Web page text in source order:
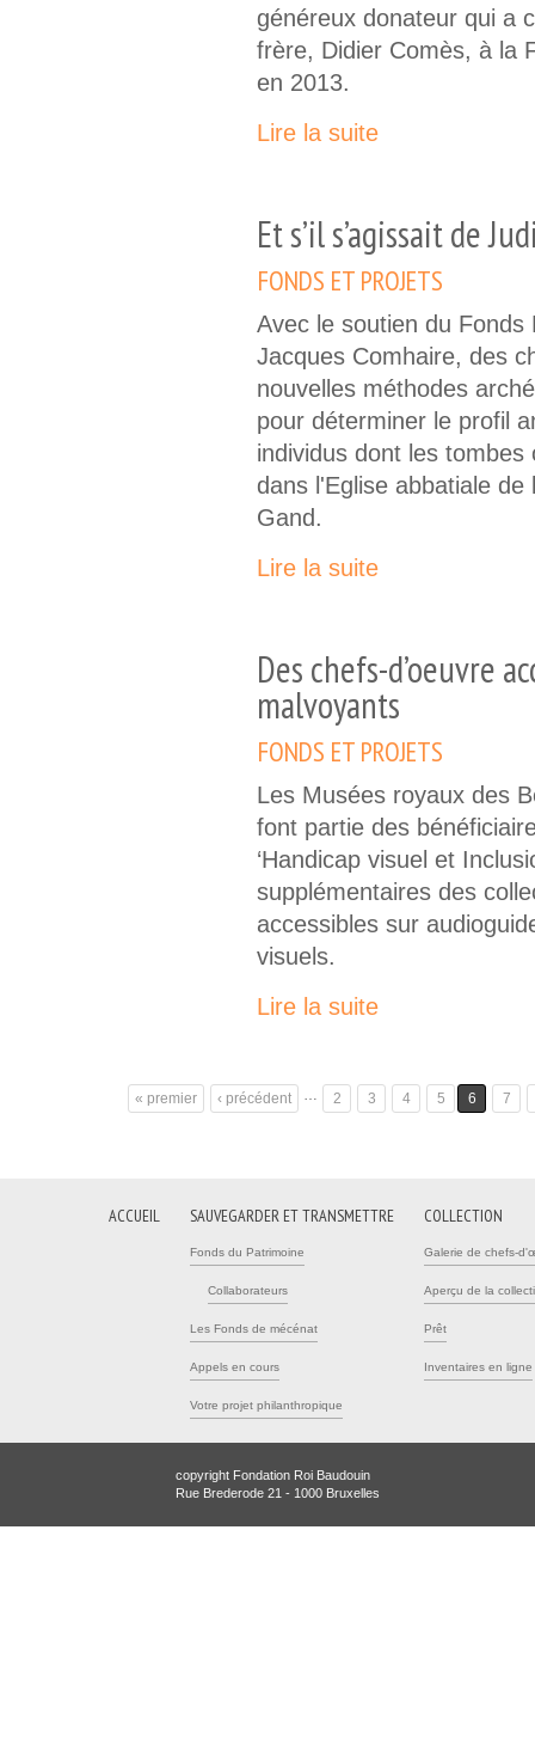
généreux donateur qui a
frère, Didier Comès, à la
en 2013.
Lire la suite
Et s’il s’agissait de
FONDS ET PROJETS
Avec le soutien du Fonds
Jacques Comhaire, des
nouvelles méthodes
pour déterminer le profil
individus dont les
dans l'Eglise abbatiale
Gand.
Lire la suite
Des chefs-d’oeuvre
malvoyants
FONDS ET PROJETS
Les Musées royaux des
font partie des
‘Handicap visuel et
supplémentaires des
accessibles sur
visuels.
Lire la suite
« premier ‹ précédent 2 3 4 5 6 7
ACCUEIL SAUVEGARDER ET TRANSMETTRE
Fonds du Patrimoine
Collaborateurs
Les Fonds de mécénat
Appels en cours
Votre projet philanthropique
COLLECTION
Galerie de chefs-
Aperçu de la
Prêt
Inventaires en ligne
copyright Fondation Roi Baudouin
Rue Brederode 21 - 1000 Bruxelles